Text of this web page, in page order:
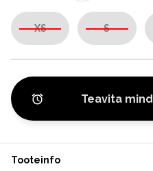
XS S
Teavita mind
Tooteinfo